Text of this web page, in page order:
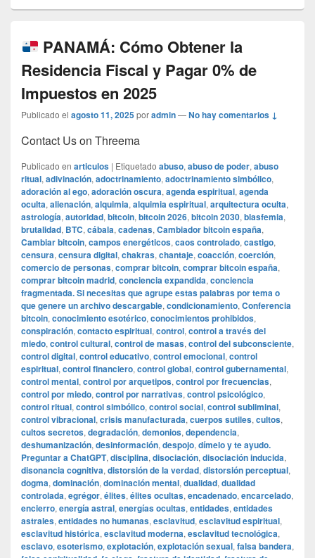
PANAMÁ: Cómo Obtener la
Residencia Fiscal y Pagar 0% de
Impuestos en 2025
Publicado el agosto 11, 2025poradmin—No hay comentarios ↓
Contact Us on Threema
Publicado en articulos | Etiquetado abuso, abuso de poder, abuso
ritual, adivinación, adoctrinamiento, adoctrinamiento simbólico,
adoración al ego, adoración oscura, agenda espiritual, agenda
oculta, alienación, alquimia, alquimia espiritual, arquitectura oculta,
astrología, autoridad, bitcoin, bitcoin 2026, bitcoin 2030, blasfemia,
brutalidad, BTC, cábala, cadenas, Cambiador bitcoin españa,
Cambiar bitcoin, campos energéticos, caos controlado, castigo,
censura, censura digital, chakras, chantaje, coacción, coerción,
comercio de personas, comprar bitcoin, comprar bitcoin españa,
comprar bitcoin madrid, conciencia expandida, conciencia
fragmentada. Si necesitas que agrupe estas palabras por tema o
que genere un archivo descargable, condicionamiento, Conferencia
bitcoin, conocimiento esotérico, conocimientos prohibidos,
conspiración, contacto espiritual, control, control a través del
miedo, control cultural, control de masas, control del subconsciente,
control digital, control educativo, control emocional, control
espiritual, control financiero, control global, control gubernamental,
control mental, control por arquetipos, control por frecuencias,
control por miedo, control por narrativas, control psicológico,
control ritual, control simbólico, control social, control subliminal,
control vibracional, crisis manufacturada, cuerpos sutiles, cultos,
cultos secretos, degradación, demonios, dependencia,
deshumanización, desinformación, despojo, dímelo y te ayudo.
Preguntar a ChatGPT, disciplina, disociación, disociación inducida,
disonancia cognitiva, distorsión de la verdad, distorsión perceptual,
dogma, dominación, dominación mental, dualidad, dualidad
controlada, egrégor, élites, élites ocultas, encadenado, encarcelado,
encierro, energía astral, energías ocultas, entidades, entidades
astrales, entidades no humanas, esclavitud, esclavitud espiritual,
esclavitud histórica, esclavitud moderna, esclavitud tecnológica,
esclavo, esoterismo, explotación, explotación sexual, falsa bandera,